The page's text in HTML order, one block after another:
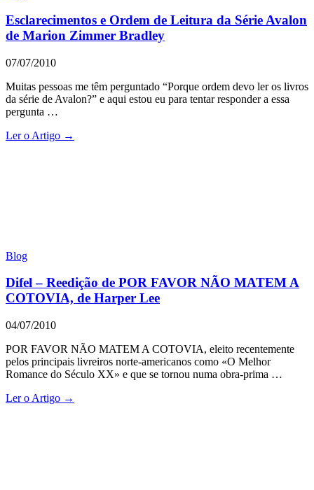
Esclarecimentos e Ordem de Leitura da Série Avalon
de Marion Zimmer Bradley
07/07/2010
Muitas pessoas me têm perguntado “Porque ordem devo ler os livros
da série de Avalon?” e aqui estou eu para tentar responder a essa
pergunta …
Ler o Artigo →
Blog
Difel – Reedição de POR FAVOR NÃO MATEM A
COTOVIA, de Harper Lee
04/07/2010
POR FAVOR NÃO MATEM A COTOVIA, eleito recentemente
pelos principais livreiros norte-americanos como «O Melhor
Romance do Século XX» e que se tornou numa obra-prima …
Ler o Artigo →